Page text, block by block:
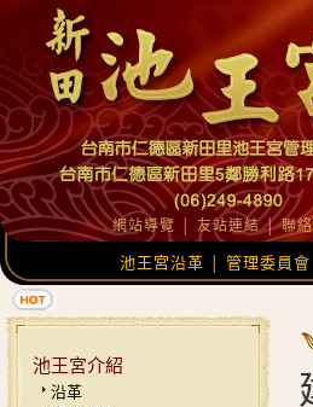
網站導覽 友站連結│聯
池王宮沿革 管理委員會
池王宮介紹
沿革